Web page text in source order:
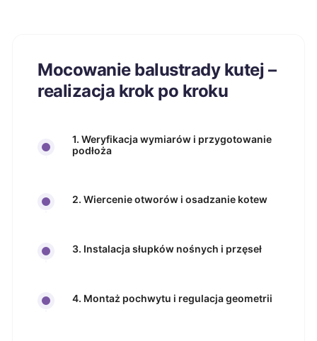
Mocowanie balustrady kutej –
realizacja krok po kroku
1. Weryfikacja wymiarów i przygotowanie
podłoża
2. Wiercenie otworów i osadzanie kotew
3. Instalacja słupków nośnych i przęseł
4. Montaż pochwytu i regulacja geometrii